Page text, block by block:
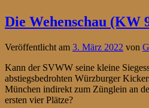
Die Wehenschau (KW
Veröffentlicht am 3. März 2022 von
Kann der SVWW seine kleine
abstiegsbedrohten Würzburger
München indirekt zum Zünglein an
ersten vier Plätze?